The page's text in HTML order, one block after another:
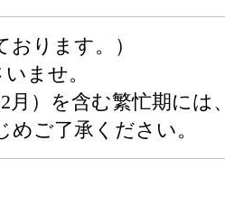
ります。）
ませ。
）を含む繁忙期には
ご了承ください。